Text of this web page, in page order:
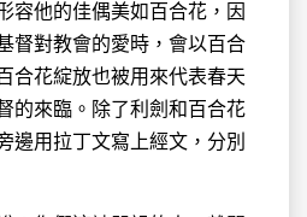
容他的佳偶美如百合花，因
督對教會的愛時，會以百合
合花綻放也被用來代表春天
的來臨。除了利劍和百合花
邊用拉丁文寫上經文，分別